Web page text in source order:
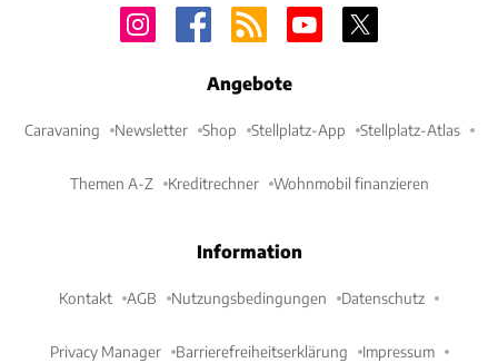
Angebote
Caravaning Newsletter Shop Stellplatz-App Stellplatz-Atlas
Themen A-Z Kreditrechner Wohnmobil finanzieren
Information
Kontakt AGB Nutzungsbedingungen Datenschutz
Privacy Manager Barrierefreiheitserklärung Impressum